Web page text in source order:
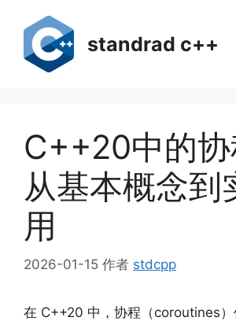
standrad c++
C++20中的协
从基本概念到
用
2026-01-15 作者 stdcpp
在 C++20 中，协程（coroutines）